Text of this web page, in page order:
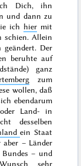
Dich, ihn
und dann zu
ich hiermit
schien. Allein
geändert. Der
beruhte auf
ganz
zum
wollen, daß
ebendarum
Land- in
desselben
ein Staat
aber – Länder
– und
sehr